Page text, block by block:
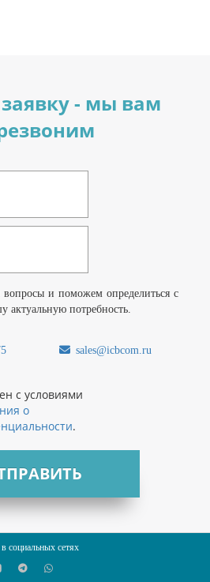
- мы вам
и поможем определиться с
актуальную потребность.
sales@icbcom.ru
с условиями
о
.
социальных сетях